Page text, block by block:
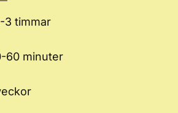
3 timmar
60 minuter